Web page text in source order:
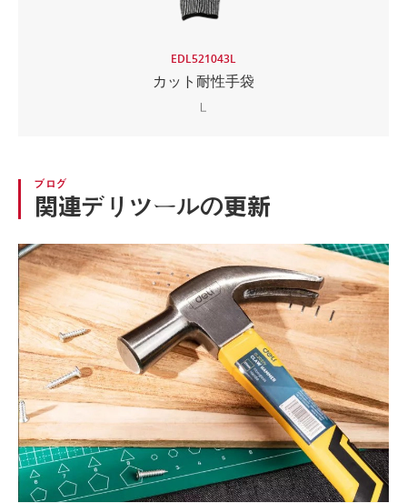
EDL521043L
カット耐性手袋
L
ブログ
関連デリツールの更新